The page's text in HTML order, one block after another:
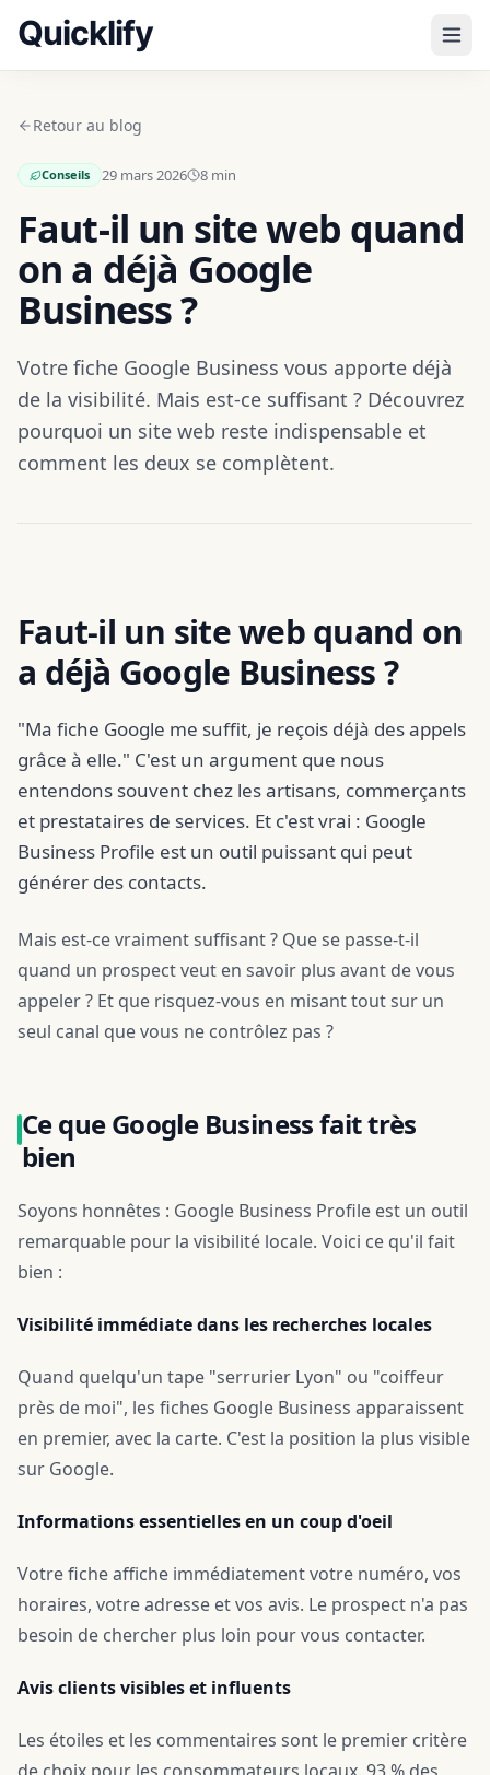
Retour au blog
Conseils 29 mars 2026 8 min
Faut-il un site web quand
on a déjà Google
Business ?
Votre fiche Google Business vous apporte déjà
de la visibilité. Mais est-ce suffisant ? Découvrez
pourquoi un site web reste indispensable et
comment les deux se complètent.
Faut-il un site web quand on
a déjà Google Business ?
"Ma fiche Google me suffit, je reçois déjà des appels
grâce à elle." C'est un argument que nous
entendons souvent chez les artisans, commerçants
et prestataires de services. Et c'est vrai : Google
Business Profile est un outil puissant qui peut
générer des contacts.
Mais est-ce vraiment suffisant ? Que se passe-t-il
quand un prospect veut en savoir plus avant de vous
appeler ? Et que risquez-vous en misant tout sur un
seul canal que vous ne contrôlez pas ?
Ce que Google Business fait très
bien
Soyons honnêtes : Google Business Profile est un outil
remarquable pour la visibilité locale. Voici ce qu'il fait
bien :
Visibilité immédiate dans les recherches locales
Quand quelqu'un tape "serrurier Lyon" ou "coiffeur
près de moi", les fiches Google Business apparaissent
en premier, avec la carte. C'est la position la plus visible
sur Google.
Informations essentielles en un coup d'oeil
Votre fiche affiche immédiatement votre numéro, vos
horaires, votre adresse et vos avis. Le prospect n'a pas
besoin de chercher plus loin pour vous contacter.
Avis clients visibles et influents
Les étoiles et les commentaires sont le premier critère